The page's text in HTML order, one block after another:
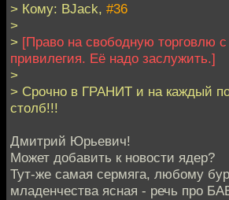
> Кому: BJack, #36
>
> [Право на свободную торговлю
привилегия. Её надо заслужить.]
>
> Срочно в ГРАНИТ и на каждый
столб!!!
Дмитрий Юрьевич!
Может добавить к новости ядер?
Тут-же самая сермяга, любому
младенчества ясная - речь про